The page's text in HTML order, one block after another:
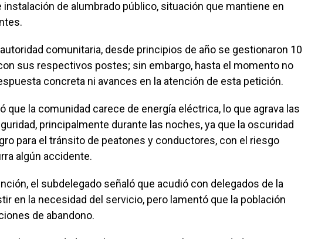
instalación de alumbrado público, situación que mantiene en
comunitaria, desde principios de año se gestionaron 10
sus respectivos postes; sin embargo, hasta el momento no
concreta ni avances en la atención de esta petición.
que la comunidad carece de energía eléctrica, lo que agrava las
principalmente durante las noches, ya que la oscuridad
para el tránsito de peatones y conductores, con el riesgo
algún accidente.
el subdelegado señaló que acudió con delegados de la
en la necesidad del servicio, pero lamentó que la población
de abandono.